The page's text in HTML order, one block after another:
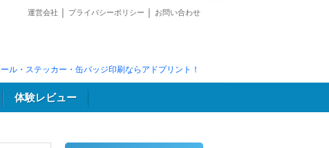
運営会社 プライバシーポリシー お問い合わせ
ル・ステッカー・缶バッジ印刷ならアドプリント！
体験レビュー